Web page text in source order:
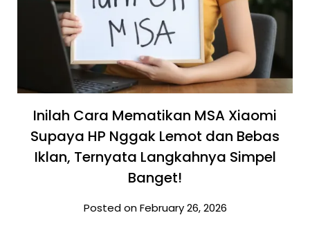
Inilah Cara Mematikan MSA Xiaomi
Supaya HP Nggak Lemot dan Bebas
Iklan, Ternyata Langkahnya Simpel
Banget!
Posted on February 26, 2026